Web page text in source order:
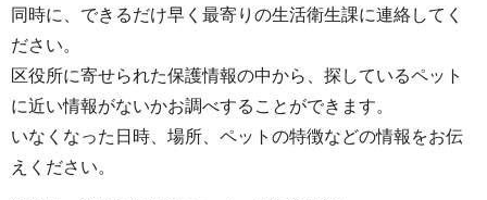
同時に、できるだけ早く最寄りの生活衛生課に連絡してく
ださい。
区役所に寄せられた保護情報の中から、探しているペット
に近い情報がないかお調べすることができます。
いなくなった日時、場所、ペットの特徴などの情報をお伝
えください。